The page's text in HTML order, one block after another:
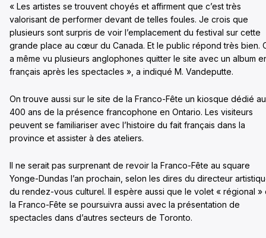
« Les artistes se trouvent choyés et affirment que c’est très
valorisant de performer devant de telles foules. Je crois que
plusieurs sont surpris de voir l’emplacement du festival sur cette
grande place au cœur du Canada. Et le public répond très bien.
a même vu plusieurs anglophones quitter le site avec un album
français après les spectacles », a indiqué M. Vandeputte.
On trouve aussi sur le site de la Franco-Fête un kiosque dédié
400 ans de la présence francophone en Ontario. Les visiteurs
peuvent se familiariser avec l’histoire du fait français dans la
province et assister à des ateliers.
Il ne serait pas surprenant de revoir la Franco-Fête au square
Yonge-Dundas l’an prochain, selon les dires du directeur
du rendez-vous culturel. Il espère aussi que le volet « régional »
la Franco-Fête se poursuivra aussi avec la présentation de
spectacles dans d’autres secteurs de Toronto.